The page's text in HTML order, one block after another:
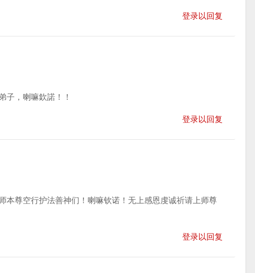
登录以回复
子，喇嘛欽諾！！
登录以回复
本尊空行护法善神们！喇嘛钦诺！无上感恩虔诚祈请上师尊
登录以回复